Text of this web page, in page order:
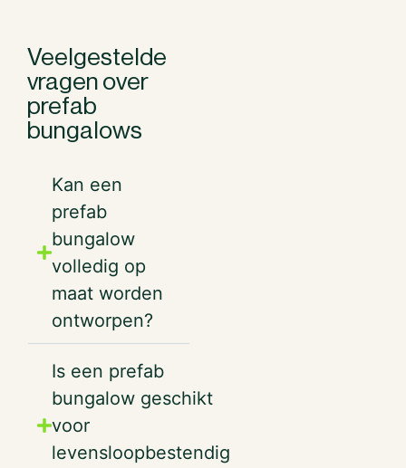
Veelgestelde
vragen over
prefab
bungalows
Kan een
prefab
bungalow
volledig op
maat worden
ontworpen?
Is een prefab
bungalow geschikt
voor
levensloopbestendig